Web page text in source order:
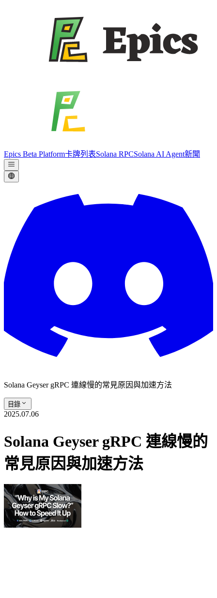
Epics Beta Platform卡牌列表Solana RPCSolana AI Agent新聞
Solana Geyser gRPC 連線慢的常見原因與加速方法
目錄
2025.07.06
Solana Geyser gRPC 連線慢的
常見原因與加速方法